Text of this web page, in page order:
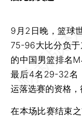
9月2日晚，篮球
75-96大比分负
的中国男篮排名
最后4名29-32名
运落选赛的资格，
在本场比赛结束